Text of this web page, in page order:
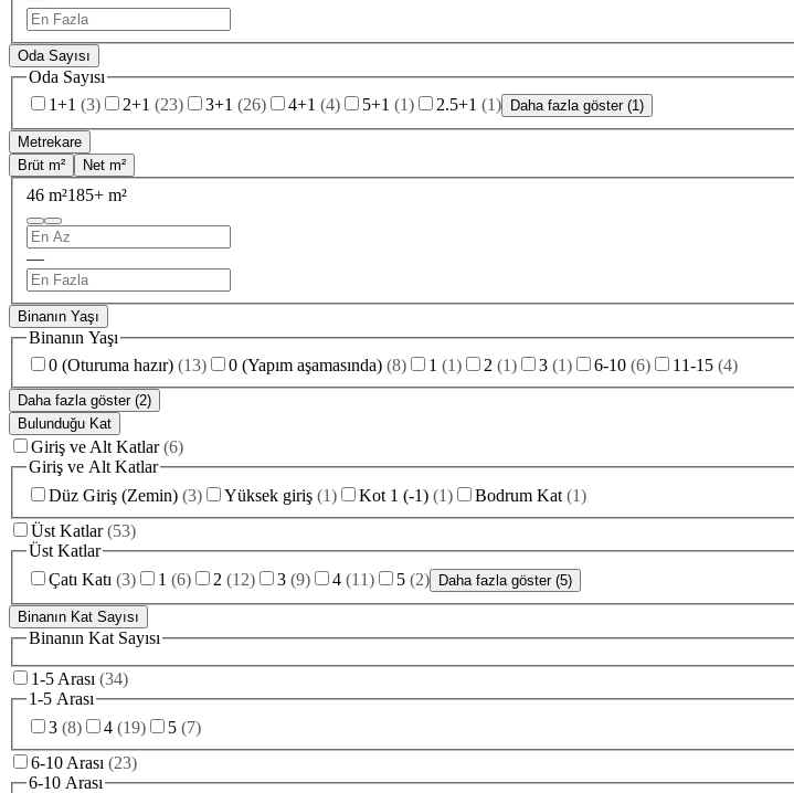
Oda Sayısı
Oda Sayısı
1+1 (3) 2+1 (23) 3+1 (26) 4+1 (4) 5+1 (1) 2.5+1 (1) Daha fazla göster (1)
Metrekare
Brüt m²
Net m²
46 m²185+ m²
—
Binanın Yaşı
Binanın Yaşı
0 (Oturuma hazır) (13) 0 (Yapım aşamasında) (8) 1 (1) 2 (1) 3 (1) 6-10 (6) 11-15 (4)
Daha fazla göster (2)
Bulunduğu Kat
Giriş ve Alt Katlar (6)
Giriş ve Alt Katlar
Düz Giriş (Zemin) (3) Yüksek giriş (1) Kot 1 (-1) (1) Bodrum Kat (1)
Üst Katlar (53)
Üst Katlar
Çatı Katı (3) 1 (6) 2 (12) 3 (9) 4 (11) 5 (2) Daha fazla göster (5)
Binanın Kat Sayısı
Binanın Kat Sayısı
1-5 Arası (34)
1-5 Arası
3 (8) 4 (19) 5 (7)
6-10 Arası (23)
6-10 Arası